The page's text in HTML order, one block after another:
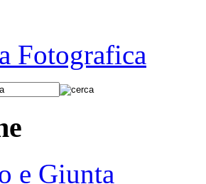
Fotografica
e Giunta